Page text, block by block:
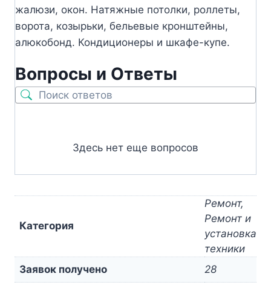
жалюзи, окон. Натяжные потолки, роллеты,
ворота, козырьки, бельевые кронштейны,
алюкобонд. Кондиционеры и шкафе-купе.
Вопросы и Ответы
Здесь нет еще вопросов
Категория
Ремонт,
Ремонт и
установка
техники
Заявок получено
28